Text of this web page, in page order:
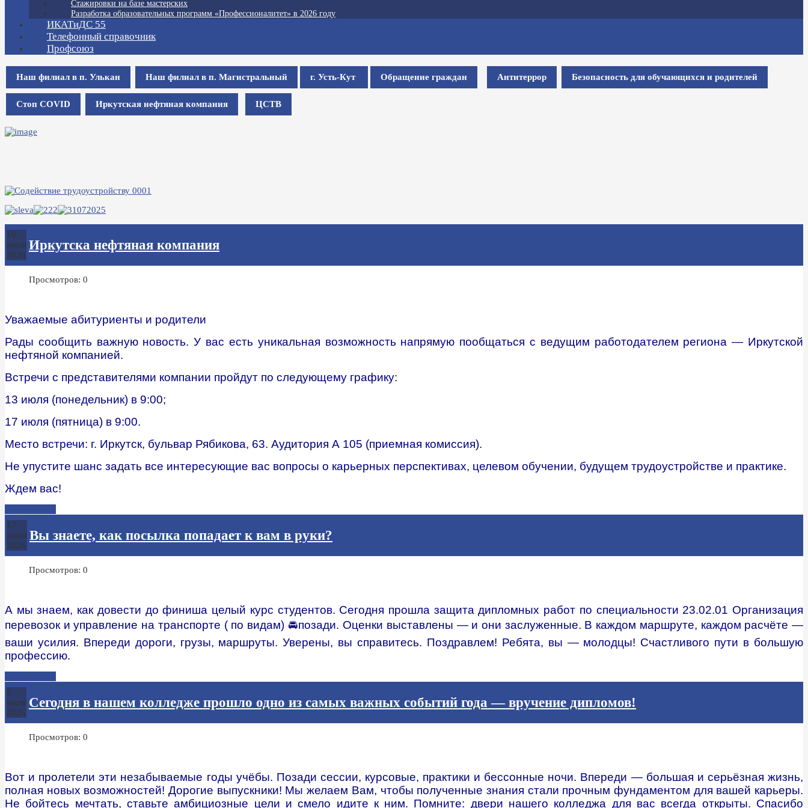
Стажировки на базе мастерских
Разработка образовательных программ «Профессионалитет» в 2026 году
ИКАТиДС 55
Телефонный справочник
Профсоюз
Наш филиал в п. Улькан Наш филиал в п. Магистральный г. Усть-Кут Обращение граждан Антитеррор Безопасность для обучающихся и родителей
Стоп COVID Иркутская нефтяная компания ЦСТВ
10
июля
2026
Иркутска нефтяная компания
Просмотров: 0
Уважаемые абитуриенты и родители️
Рады сообщить важную новость. У вас есть уникальная возможность напрямую пообщаться с ведущим работодателем региона — Иркутской
нефтяной компанией.
Встречи с представителями компании пройдут по следующему графику:
13 июля (понедельник) в 9:00;
17 июля (пятница) в 9:00.
Место встречи: г. Иркутск, бульвар Рябикова, 63. Аудитория А 105 (приемная комиссия).
Не упустите шанс задать все интересующие вас вопросы о карьерных перспективах, целевом обучении, будущем трудоустройстве и практике.
Ждем вас!️
17
июня
2026
Вы знаете, как посылка попадает к вам в руки?
Просмотров: 0
А мы знаем, как довести до финиша целый курс студентов. Сегодня прошла защита дипломных работ по специальности 23.02.01 Организация
перевозок и управление на транспорте ( по видам) 🚘позади. Оценки выставлены — и они заслуженные. В каждом маршруте, каждом расчёте —
ваши усилия. Впереди дороги, грузы, маршруты. Уверены, вы справитесь. Поздравлем! Ребята, вы — молодцы! Счастливого пути в большую
профессию.
2
июля
2026
Сегодня в нашем колледже прошло одно из самых важных событий года — вручение дипломов!
Просмотров: 0
Вот и пролетели эти незабываемые годы учёбы. Позади сессии, курсовые, практики и бессонные ночи. Впереди — большая и серьёзная жизнь,
полная новых возможностей! Дорогие выпускники! Мы желаем Вам, чтобы полученные знания стали прочным фундаментом для вашей карьеры.
Не бойтесь мечтать, ставьте амбициозные цели и смело идите к ним. Помните: двери нашего колледжа для вас всегда открыты. Спасибо